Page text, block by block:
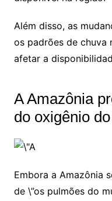
Além disso, as
os padrões de chuva
afetar a
A Amazônia
do oxigênio
Embora a Amazônia
de \”os pulmões do